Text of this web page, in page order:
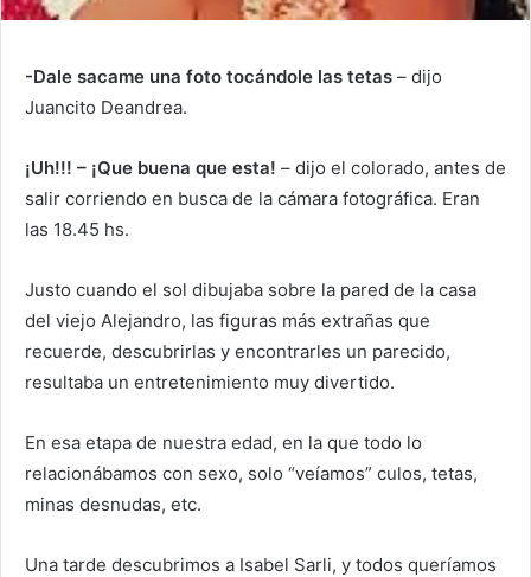
-Dale sacame una foto tocándole las tetas – dijo
Juancito Deandrea.
¡Uh!!! – ¡Que buena que esta! – dijo el colorado, antes de
salir corriendo en busca de la cámara fotográfica. Eran
las 18.45 hs.
Justo cuando el sol dibujaba sobre la pared de la casa
del viejo Alejandro, las figuras más extrañas que
recuerde, descubrirlas y encontrarles un parecido,
resultaba un entretenimiento muy divertido.
En esa etapa de nuestra edad, en la que todo lo
relacionábamos con sexo, solo “veíamos” culos, tetas,
minas desnudas, etc.
Una tarde descubrimos a Isabel Sarli, y todos queríamos